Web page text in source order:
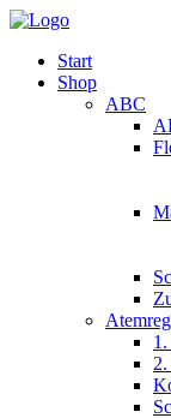
Start
Shop
ABC